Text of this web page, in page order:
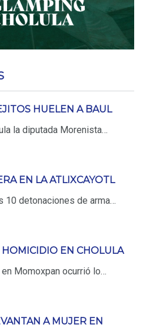
HUELEN A BAUL
la diputada Morenista…
EN LA ATLIXCAYOTL
10 detonaciones de arma…
HOMICIDIO EN CHOLULA
Momoxpan ocurrió lo…
A MUJER EN